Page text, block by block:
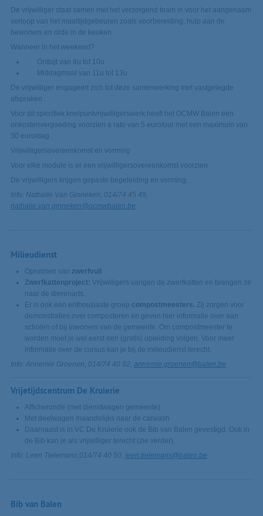
De vrijwilliger staat samen met het verzorgend team in voor het aangenaam
verloop van het maaltijdgebeuren zoals voorbereiding, hulp aan de
bewoners en orde in de keuken.
Wanneer in het weekend?
Ontbijt van 8u tot 10u
Middagmaal van 11u tot 13u
De vrijwilliger engageert zich tot deze samenwerking met vastgelegde
afspraken .
Voor dit specifiek knelpuntvrijwilligerswerk heeft het OCMW Balen een
onkostenvergoeding voorzien a rato van 5 euro/uur met een maximum van
30 euro/dag.
Vrijwilligersovereenkomst en vorming
Voor elke module is er een vrijwilligersovereenkomst voorzien.
De vrijwilligers krijgen gepaste begeleiding en vorming.
Info: Nathalie Van Ginneken, 014/74 45 49,
nathalie.van.ginneken@ocmwbalen.be
Milieudienst
Opruimen van zwerfvuil
Zwerfkattenproject: Vrijwilligers vangen de zwerfkatten en brengen ze
naar de dierenarts.
Er is ook een enthousiaste groep compostmeesters. Zij zorgen voor
demonstraties over composteren en geven hier informatie over aan
scholen of bij inwoners van de gemeente. Om compostmeester te
worden moet je wel eerst een (gratis) opleiding volgen. Voor meer
informatie over de cursus kan je bij de milieudienst terecht.
Info: Annemie Groenen, 014/74 40 92, annemie.groenen@balen.be
Vrijetijdscentrum De Kruierie
Afficheronde (met dienstwagen gemeente)
Met deelwagen maandelijks naar de carwash
Daarnaast is in VC De Kruierie ook de Bib van Balen gevestigd. Ook in
de Bib kan je als vrijwilliger terecht (zie verder).
Info: Leen Tielemans,014/74 40 50, leen.tielemans@balen.be
Bib van Balen